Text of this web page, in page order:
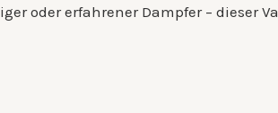
oder erfahrener Dampfer – dieser